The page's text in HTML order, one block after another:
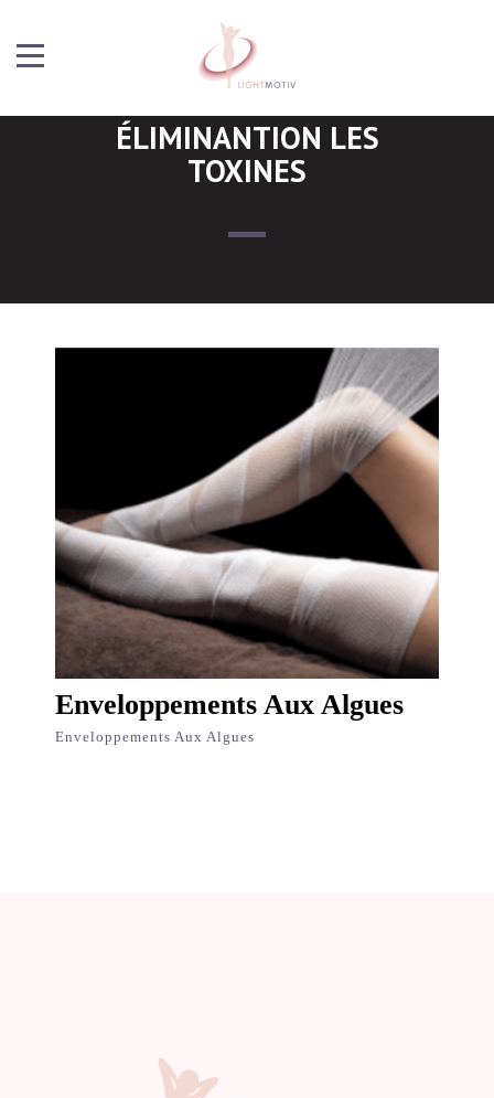
ÉLIMINANTION LES
TOXINES
Enveloppements Aux Algues
Enveloppements Aux Algues